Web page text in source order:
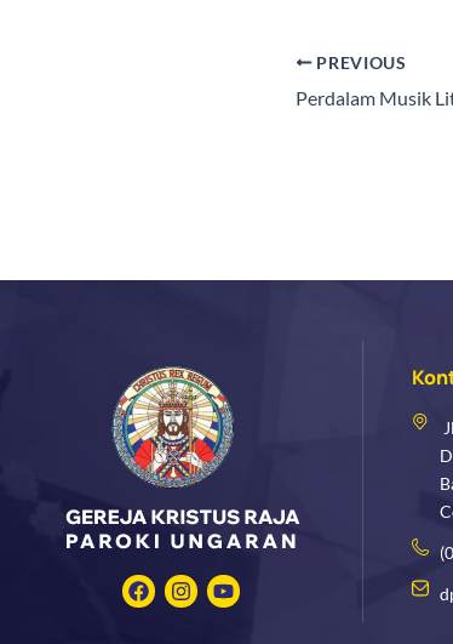
PREVIOUS
Perdalam Musik
F
a
I
n
Y
o